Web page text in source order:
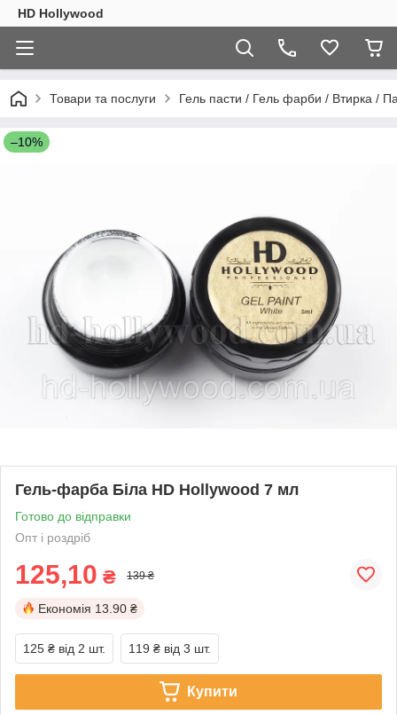
HD Hollywood
Товари та послуги Гель пасти / Гель фарби / Втирка /
–10%
Гель-фарба Біла HD Hollywood 7 мл
Готово до відправки
Опт і роздріб
125,10 ₴ 139 ₴
Економія 13.90 ₴
125 ₴ від 2 шт. 119 ₴ від 3 шт.
Купити